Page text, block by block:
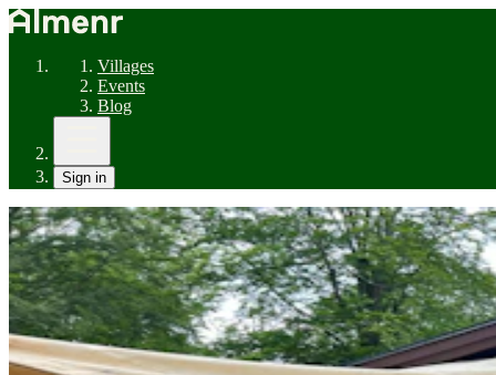
Villages
Events
Blog
Sign in